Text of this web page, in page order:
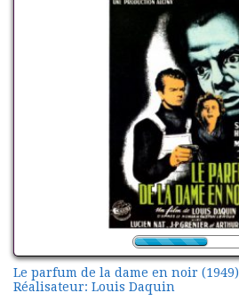
Le parfum de la dame en noir (1949)
Réalisateur: Louis Daquin